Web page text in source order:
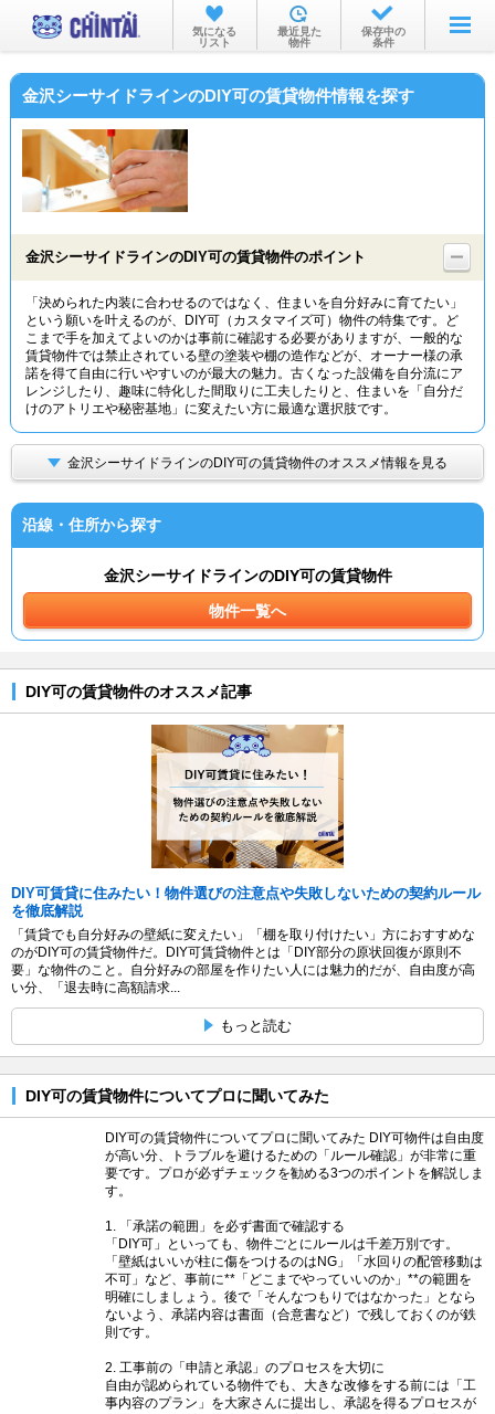
お部屋を探す
沿線・駅から
物件特集から
TOP
気になる
リスト
最近見た
物件
保存中の
条件
金沢シーサイドラインのDIY可の賃貸物件情報を探す
金沢シーサイドラインのDIY可の賃貸物件のポイント
「決められた内装に合わせるのではなく、住まいを自分好みに育てたい」
という願いを叶えるのが、DIY可（カスタマイズ可）物件の特集です。ど
こまで手を加えてよいのかは事前に確認する必要がありますが、一般的な
賃貸物件では禁止されている壁の塗装や棚の造作などが、オーナー様の承
諾を得て自由に行いやすいのが最大の魅力。古くなった設備を自分流にア
レンジしたり、趣味に特化した間取りに工夫したりと、住まいを「自分だ
けのアトリエや秘密基地」に変えたい方に最適な選択肢です。
金沢シーサイドラインのDIY可の賃貸物件のオススメ情報を見る
沿線・住所から探す
金沢シーサイドラインのDIY可の賃貸物件
物件一覧へ
DIY可の賃貸物件のオススメ記事
DIY可賃貸に住みたい！物件選びの注意点や失敗しないための契約ルール
を徹底解説
「賃貸でも自分好みの壁紙に変えたい」「棚を取り付けたい」方におすすめな
のがDIY可の賃貸物件だ。DIY可賃貸物件とは「DIY部分の原状回復が原則不
要」な物件のこと。自分好みの部屋を作りたい人には魅力的だが、自由度が高
い分、「退去時に高額請求...
もっと読む
DIY可の賃貸物件についてプロに聞いてみた
DIY可の賃貸物件についてプロに聞いてみた DIY可物件は自由度
が高い分、トラブルを避けるための「ルール確認」が非常に重
要です。プロが必ずチェックを勧める3つのポイントを解説しま
す。
1. 「承諾の範囲」を必ず書面で確認する
「DIY可」といっても、物件ごとにルールは千差万別です。
「壁紙はいいが柱に傷をつけるのはNG」「水回りの配管移動は
不可」など、事前に**「どこまでやっていいのか」**の範囲を
明確にしましょう。後で「そんなつもりではなかった」となら
ないよう、承諾内容は書面（合意書など）で残しておくのが鉄
則です。
2. 工事前の「申請と承認」のプロセスを大切に
自由が認められている物件でも、大きな改修をする前には「工
事内容のプラン」を大家さんに提出し、承認を得るプロセスが